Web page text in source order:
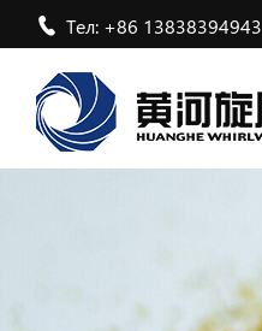
Тел: +86 13838394943